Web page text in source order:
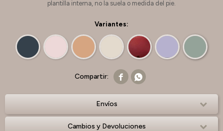
plantilla interna, no la suela o medida del pie.
Variantes:
 
Envíos
Cambios y Devoluciones